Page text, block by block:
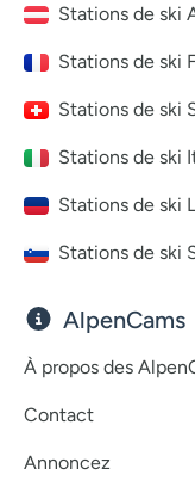
Stations de ski
Stations de ski
Stations de ski
Stations de ski
Stations de ski
Stations de ski
AlpenCams
À propos des
Contact
Annoncez